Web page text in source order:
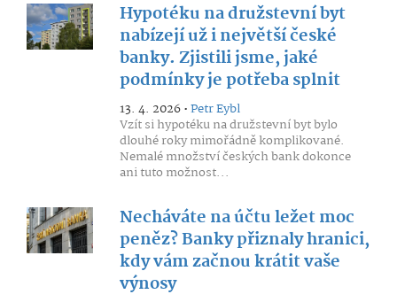
Hypotéku na družstevní byt
nabízejí už i největší české
banky. Zjistili jsme, jaké
podmínky je potřeba splnit
13. 4. 2026 •Petr Eybl
Vzít si hypotéku na družstevní byt bylo
dlouhé roky mimořádně komplikované.
Nemalé množství českých bank dokonce
ani tuto možnost...
Necháváte na účtu ležet moc
peněz? Banky přiznaly hranici,
kdy vám začnou krátit vaše
výnosy